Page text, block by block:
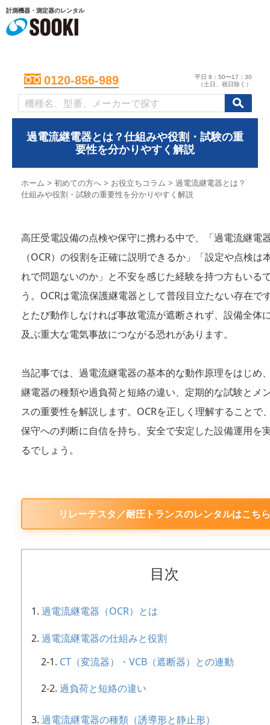
計測機器・測定器のレンタル
0120-856-989
平日 8：50〜17：30
（土日、祝日除く）
//
過電流継電器とは？仕組みや役割・試験の重
要性を分かりやすく解説
ホーム > 初めての方へ > お役立ちコラム > 過電流継電器とは？
仕組みや役割・試験の重要性を分かりやすく解説
高圧受電設備の点検や保守に携わる中で、「過電流継電
（OCR）の役割を正確に説明できるか」「設定や点検は
れで問題ないのか」と不安を感じた経験を持つ方もいる
う。OCRは電流保護継電器として普段目立たない存在で
とたび動作しなければ事故電流が遮断されず、設備全体
及ぶ重大な電気事故につながる恐れがあります。
当記事では、過電流継電器の基本的な動作原理をはじめ
継電器の種類や過負荷と短絡の違い、定期的な試験とメ
スの重要性を解説します。OCRを正しく理解することで
保守への判断に自信を持ち、安全で安定した設備運用を
るでしょう。
リレーテスタ／耐圧トランスのレンタルはこちら
目次
過電流継電器（OCR）とは
過電流継電器の仕組みと役割
CT（変流器）・VCB（遮断器）との連動
過負荷と短絡の違い
過電流継電器の種類（誘導形と静止形）